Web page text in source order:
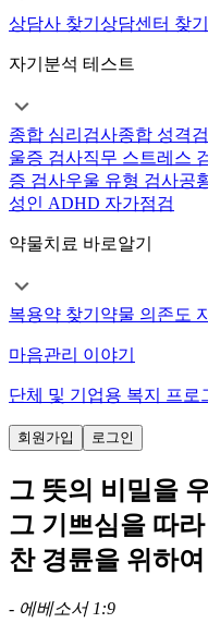
상담사 찾기 상담센터 찾기
자기분석 테스트
종합 심리검사종합 성격
울증 검사직무 스트레스
증 검사우울 유형 검사공
성인 ADHD 자가점검
약물치료 바로알기
복용약 찾기 약물 의존도
마음관리 이야기
단체 및 기업용 복지 프로
회원가입 로그인
그 뜻의 비밀을
그 기쁘심을 따
찬 경륜을 위하
- 에베소서 1:9